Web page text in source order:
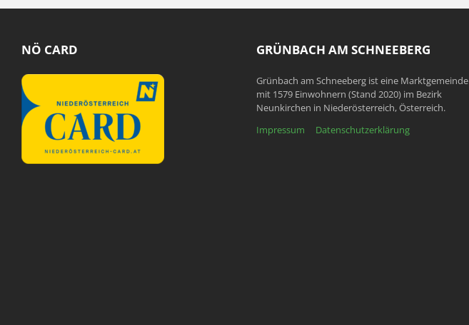
NÖ CARD GRÜNBACH AM SCHNEEBERG
Grünbach am Schneeberg ist eine Marktgemeinde
mit 1579 Einwohnern (Stand 2020) im Bezirk
Neunkirchen in Niederösterreich, Österreich.
Impressum
Datenschutzerklärung